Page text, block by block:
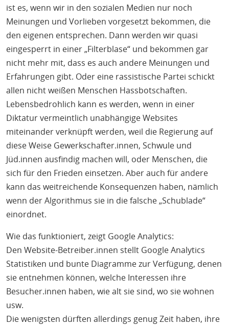
ist es, wenn wir in den sozialen Medien nur noch
Meinungen und Vorlieben vorgesetzt bekommen, die
den eigenen entsprechen. Dann werden wir quasi
eingesperrt in einer „Filterblase“ und bekommen gar
nicht mehr mit, dass es auch andere Meinungen und
Erfahrungen gibt. Oder eine rassistische Partei schickt
allen nicht weißen Menschen Hassbotschaften.
Lebensbedrohlich kann es werden, wenn in einer
Diktatur vermeintlich unabhängige Websites
miteinander verknüpft werden, weil die Regierung auf
diese Weise Gewerkschafter.innen, Schwule und
Jüd.innen ausfindig machen will, oder Menschen, die
sich für den Frieden einsetzen. Aber auch für andere
kann das weitreichende Konsequenzen haben, nämlich
wenn der Algorithmus sie in die falsche „Schublade“
einordnet.
Wie das funktioniert, zeigt Google Analytics:
Den Website-Betreiber.innen stellt Google Analytics
Statistiken und bunte Diagramme zur Verfügung, denen
sie entnehmen können, welche Interessen ihre
Besucher.innen haben, wie alt sie sind, wo sie wohnen
usw.
Die wenigsten dürften allerdings genug Zeit haben, ihre